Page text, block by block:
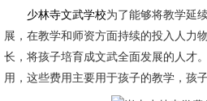
少林寺文武学校为了能够将教学延
展，在教学和师资方面持续的投入人力
长，将孩子培育成文武全面发展的人才
用，这些费用主要用于孩子的教学，孩